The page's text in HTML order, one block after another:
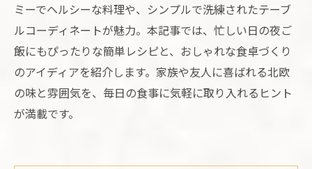
ミーでヘルシーな料理や、シンプルで洗練されたテーブ
ルコーディネートが魅力。本記事では、忙しい日の夜ご
飯にもぴったりな簡単レシピと、おしゃれな食卓づくり
のアイディアを紹介します。家族や友人に喜ばれる北欧
の味と雰囲気を、毎日の食事に気軽に取り入れるヒント
が満載です。